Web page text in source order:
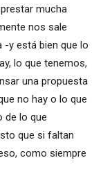
mucha
nos sale
y está bien que lo
lo que tenemos,
una propuesta
no hay o lo que
de lo que
que si faltan
como siempre